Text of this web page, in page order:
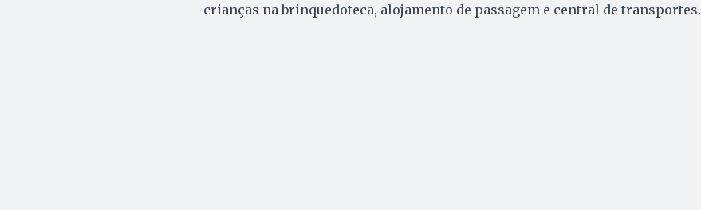
crianças na brinquedoteca, alojamento de passagem e central de transportes.